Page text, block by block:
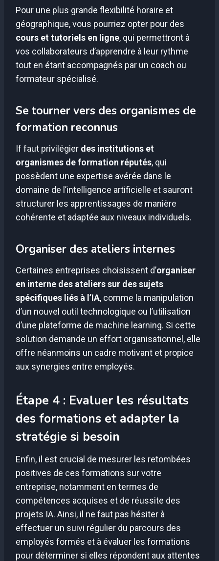
Pour une plus grande flexibilité horaire et
géographique, vous pourriez opter pour des
cours et tutoriels en ligne, qui permettront à
vos collaborateurs d’apprendre à leur rythme
tout en étant accompagnés par un coach ou
formateur spécialisé.
Se tourner vers des organismes de
formation reconnus
If faut privilégier des institutions et
organismes de formation réputés, qui
possèdent une expertise avérée dans le
domaine de l’intelligence artificielle et sauront
structurer les apprentissages de manière
cohérente et adaptée aux niveaux individuels.
Organiser des ateliers internes
Certaines entreprises choisissent d’organiser
en interne des ateliers sur des sujets
spécifiques liés à l’IA, comme la manipulation
d’un nouvel outil technologique ou l’utilisation
d’une plateforme de machine learning. Si cette
solution demande un effort organisationnel, elle
offre néanmoins un cadre motivant et propice
aux synergies entre employés.
Étape 4 : Evaluer les résultats
des formations et adapter la
stratégie si besoin
Enfin, il est crucial de mesurer les retombées
positives de ces formations sur votre
entreprise, notamment en termes de
compétences acquises et de réussite des
projets IA. Ainsi, il ne faut pas hésiter à
effectuer un suivi régulier du parcours des
employés formés et à évaluer les formations
pour déterminer si elles répondent aux attentes